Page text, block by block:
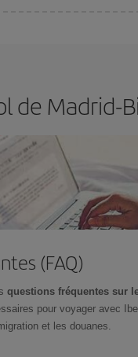
de Madrid-
(FAQ)
questions fréquentes sur
pour voyager avec
et les douanes.